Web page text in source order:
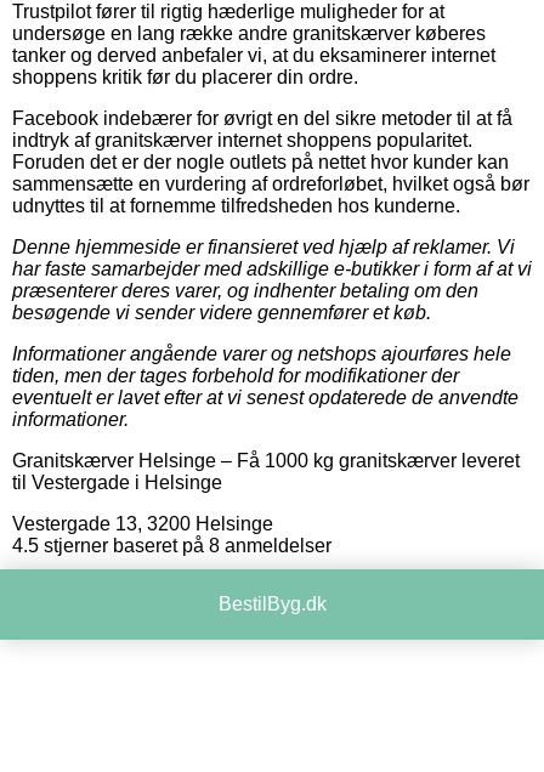
Trustpilot fører til rigtig hæderlige muligheder for at
undersøge en lang række andre granitskærver køberes
tanker og derved anbefaler vi, at du eksaminerer internet
shoppens kritik før du placerer din ordre.
Facebook indebærer for øvrigt en del sikre metoder til at få
indtryk af granitskærver internet shoppens popularitet.
Foruden det er der nogle outlets på nettet hvor kunder kan
sammensætte en vurdering af ordreforløbet, hvilket også bør
udnyttes til at fornemme tilfredsheden hos kunderne.
Denne hjemmeside er finansieret ved hjælp af reklamer. Vi
har faste samarbejder med adskillige e-butikker i form af at vi
præsenterer deres varer, og indhenter betaling om den
besøgende vi sender videre gennemfører et køb.
Informationer angående varer og netshops ajourføres hele
tiden, men der tages forbehold for modifikationer der
eventuelt er lavet efter at vi senest opdaterede de anvendte
informationer.
Granitskærver Helsinge – Få 1000 kg granitskærver leveret
til Vestergade i Helsinge
Vestergade 13, 3200 Helsinge
4.5 stjerner baseret på 8 anmeldelser
BestilByg.dk